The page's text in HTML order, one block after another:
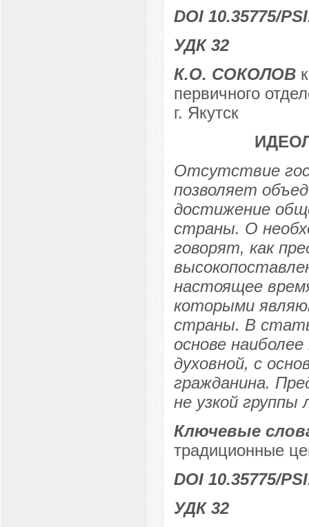
DOI 10.35775/
УДК 32
К.О. СОКОЛОВ
первичного
г. Якутск
Отсутствие
позволяет
достижение
страны. О
говорят, как
настоящее
которыми
страны. В
основе
духовной, с
гражданина.
не узкой
Ключевые
традиционные
DOI 10.35775/
УДК 32